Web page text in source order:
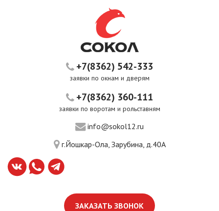
+7(8362) 542-333
заявки по окнам и дверям
+7(8362) 360-111
заявки по воротам и рольставням
info@sokol12.ru
г.Йошкар-Ола, Зарубина, д.40А
ЗАКАЗАТЬ ЗВОНОК